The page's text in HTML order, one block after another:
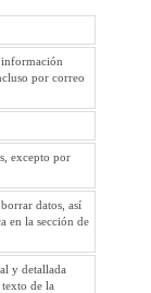
información
por correo
excepto por
datos, así
en la sección de
y detallada
de la